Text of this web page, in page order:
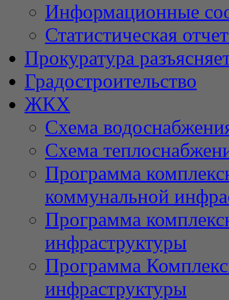
Информационные
Статистическая
Прокуратура
Градостроительство
ЖКХ
Схема
Схема
Программа
коммунальной
Программа
инфраструктуры
Программа
инфраструктуры